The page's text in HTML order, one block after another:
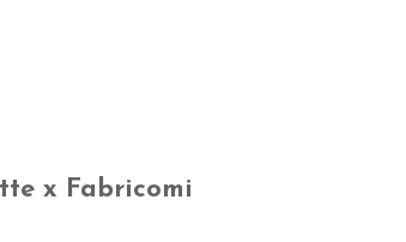
x Fabricomi